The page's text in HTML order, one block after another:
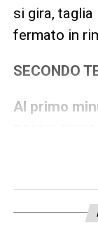
si gira, taglia
fermato in
SECONDO
Al primo
passa:
stoppa e
del Friburgo